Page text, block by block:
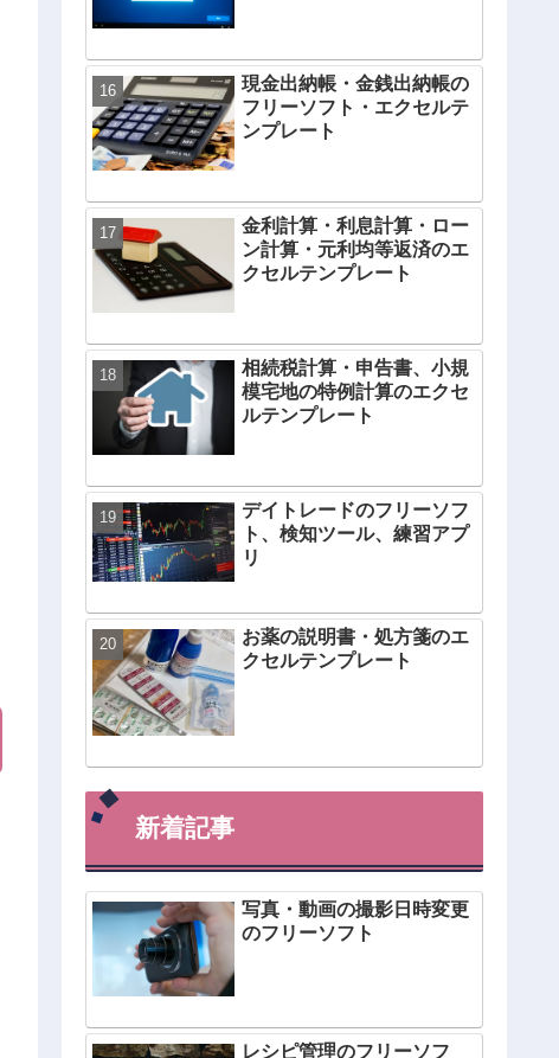
現金出納帳・金銭出納帳の
フリーソフト・エクセルテ
ンプレート
金利計算・利息計算・ロー
ン計算・元利均等返済のエ
クセルテンプレート
相続税計算・申告書、小規
模宅地の特例計算のエクセ
ルテンプレート
デイトレードのフリーソフ
ト、検知ツール、練習アプ
リ
お薬の説明書・処方箋のエ
クセルテンプレート
新着記事
写真・動画の撮影日時変更
のフリーソフト
レシピ管理のフリーソフ